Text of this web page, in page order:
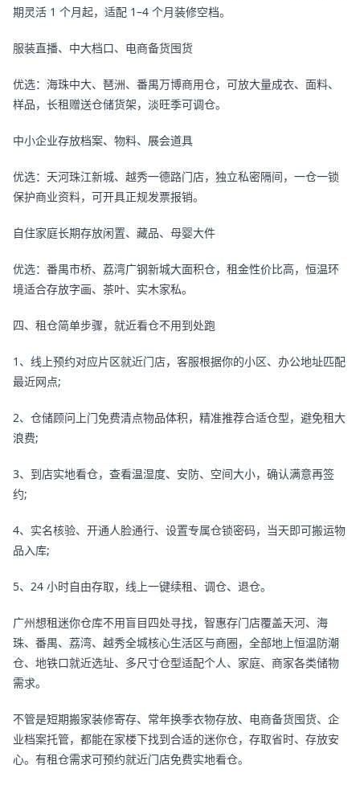
期灵活 1 个月起，适配 1–4 个月装修空档。
服装直播、中大档口、电商备货囤货
优选：海珠中大、琶洲、番禺万博商用仓，可放大量成衣、面料、
样品，长租赠送仓储货架，淡旺季可调仓。
中小企业存放档案、物料、展会道具
优选：天河珠江新城、越秀一德路门店，独立私密隔间，一仓一锁
保护商业资料，可开具正规发票报销。
自住家庭长期存放闲置、藏品、母婴大件
优选：番禺市桥、荔湾广钢新城大面积仓，租金性价比高，恒温环
境适合存放字画、茶叶、实木家私。
四、租仓简单步骤，就近看仓不用到处跑
1、线上预约对应片区就近门店，客服根据你的小区、办公地址匹配
最近网点;
2、仓储顾问上门免费清点物品体积，精准推荐合适仓型，避免租大
浪费;
3、到店实地看仓，查看温湿度、安防、空间大小，确认满意再签
约;
4、实名核验、开通人脸通行、设置专属仓锁密码，当天即可搬运物
品入库;
5、24 小时自由存取，线上一键续租、调仓、退仓。
广州想租迷你仓库不用盲目四处寻找，智惠存门店覆盖天河、海
珠、番禺、荔湾、越秀全城核心生活区与商圈，全部地上恒温防潮
仓、地铁口就近选址、多尺寸仓型适配个人、家庭、商家各类储物
需求。
不管是短期搬家装修寄存、常年换季衣物存放、电商备货囤货、企
业档案托管，都能在家楼下找到合适的迷你仓，存取省时、存放安
心。有租仓需求可预约就近门店免费实地看仓。